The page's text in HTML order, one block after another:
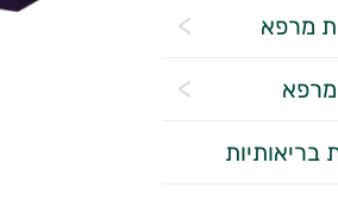
מרפא
בריאותיות